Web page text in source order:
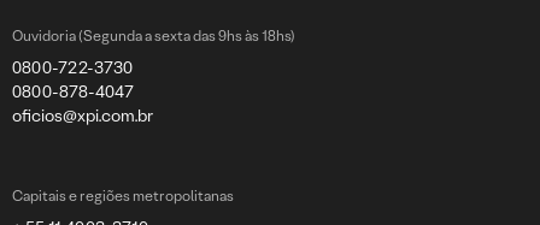
Ouvidoria (Segunda a sexta das 9hs às 18hs)
0800-722-3730
0800-878-4047
oficios@xpi.com.br
Capitais e regiões metropolitanas